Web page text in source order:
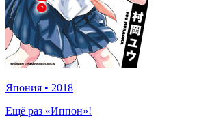
Япония • 2018
Ещё раз «Иппон»!